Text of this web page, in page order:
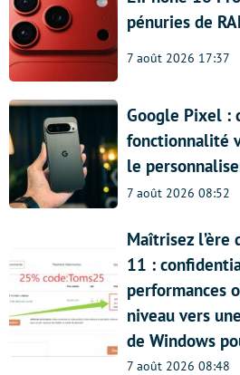
pénuries de
7 août 2026 17:37
Google Pixel :
fonctionnalité
le
7 août 2026 08:52
Maîtrisez l’ère
11 :
performances
niveau vers
de Windows
7 août 2026 08:48